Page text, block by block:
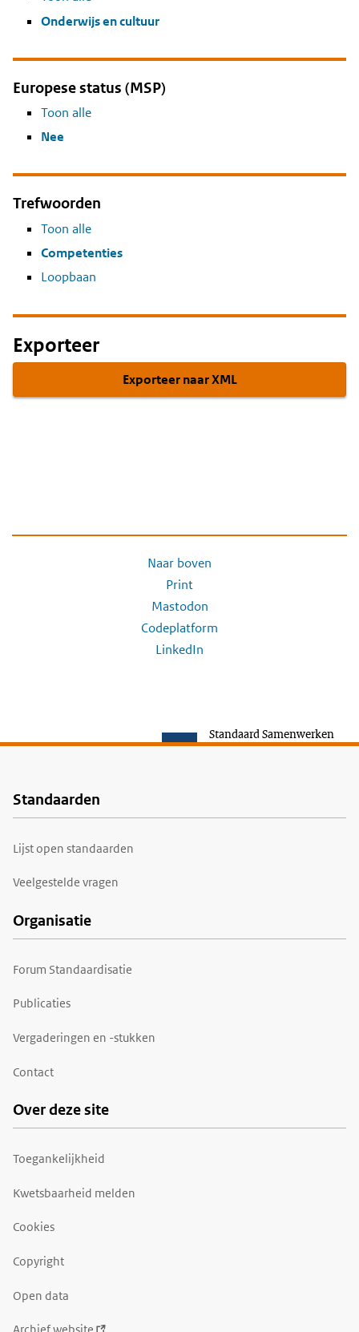
Onderwijs en cultuur
Europese status (MSP)
Toon alle
Nee
Trefwoorden
Toon alle
Competenties
Loopbaan
Exporteer
Exporteer naar XML
Naar boven
Print
Mastodon
Codeplatform
LinkedIn
Standaard Samenwerken
Voet
Standaarden
Lijst open standaarden
Veelgestelde vragen
Organisatie
Forum Standaardisatie
Publicaties
Vergaderingen en -stukken
Contact
Over deze site
Toegankelijkheid
Kwetsbaarheid melden
Cookies
Copyright
Open data